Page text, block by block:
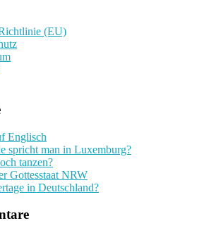
(EU)
Englisch
spricht man in Luxemburg?
tanzen?
Gottesstaat NRW
in Deutschland?